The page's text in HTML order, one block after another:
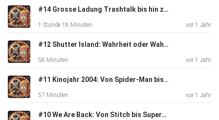
Filmkritik. Also schnappt euch Popcorn, es wird
cineastisch!
#14 Grosse Ladung Trashtalk bis hin zu Blockbustern: Filmchaos, Serienhits & TCG
1 Stunde 18 Minuten vor 1 Jahr
#12 Shutter Island: Wahrheit oder Wahnsinn? Zwischen Jäger und Gejagtem!
58 Minuten vor 1 Jahr
#11 Kinojahr 2004: Von Spider-Man bis Troja – ein Nostalgietrip voller Legenden und Geschichten
57 Minuten vor 1 Jahr
#10 We Are Back: Von Stitch bis Superman - grosse Abenteuer, legendäre Rückkehrer & ein cineastischer Ausblick